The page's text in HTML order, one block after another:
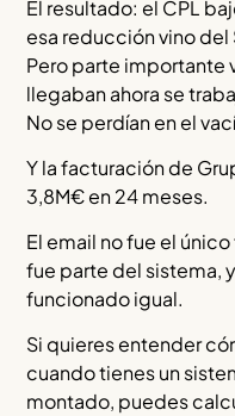
El resultado: el CPL
esa reducción vino del
Pero parte importante
llegaban ahora se
No se perdían en el
Y la facturación de
3,8M€ en 24 meses.
El email no fue el
fue parte del sistema,
funcionado igual.
Si quieres entender
cuando tienes un
montado, puedes